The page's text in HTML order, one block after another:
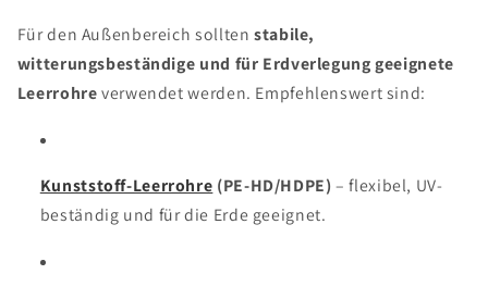
Für den Außenbereich solltenstabile,
witterungsbeständige und für Erdverlegung geeignete
Leerrohreverwendet werden. Empfehlenswert sind:
Kunststoff-Leerrohre (PE-HD/HDPE)– flexibel, UV-
beständig und für die Erde geeignet.